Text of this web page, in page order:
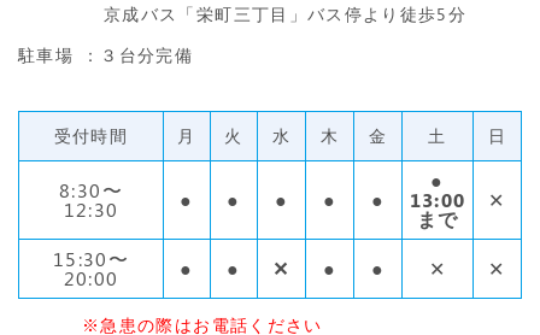
京成バス「栄町三丁目」バス停より徒歩5分
駐車場
：３台分完備
受付時間 月 火 水 木 金 土 日
8:30〜
12:30 ● ● ● ● ●
●
13:00
まで
✕
15:30〜
20:00 ● ● ✕ ● ● ✕ ✕
※急患の際はお電話ください